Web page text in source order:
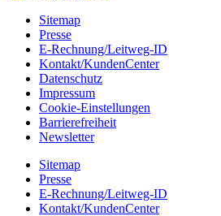
Sitemap
Presse
E-Rechnung/Leitweg-ID
Kontakt/KundenCenter
Datenschutz
Impressum
Cookie-Einstellungen
Barrierefreiheit
Newsletter
Sitemap
Presse
E-Rechnung/Leitweg-ID
Kontakt/KundenCenter